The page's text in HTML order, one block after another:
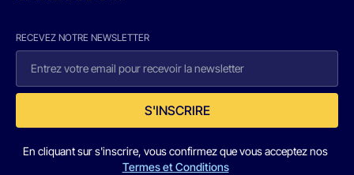
RECEVEZ NOTRE NEWSLETTER
S'INSCRIRE
En cliquant sur s'inscrire, vous confirmez que vous acceptez nos
Termes et Conditions